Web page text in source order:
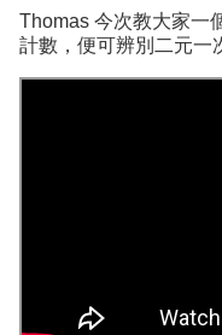
Thomas 今次教大家一
計數，便可辨別二元一